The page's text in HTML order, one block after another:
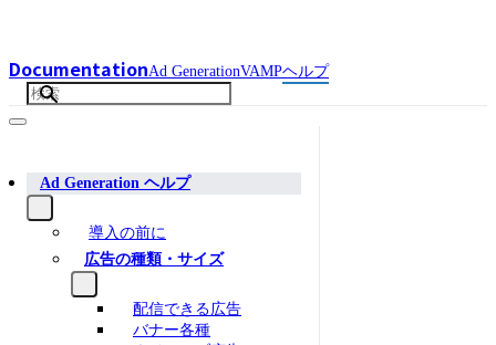
DocumentationAd GenerationVAMPヘルプ
Ad Generation ヘルプ
導入の前に
広告の種類・サイズ
配信できる広告
バナー各種